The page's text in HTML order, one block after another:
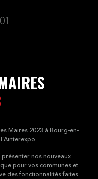
01
Maires 2023 à Bourg-en-
présenter nos nouveaux
pour vos communes et
des fonctionnalités faites